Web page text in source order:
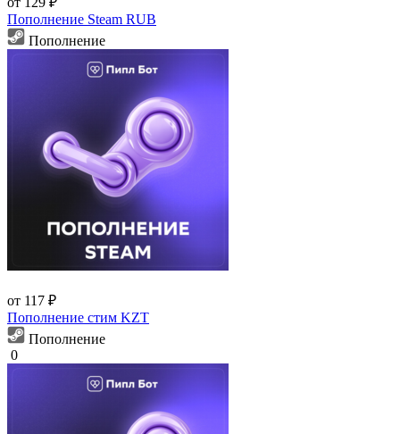
Пополнение Steam RUB
Пополнение
от 117 ₽
Пополнение стим KZT
Пополнение
0